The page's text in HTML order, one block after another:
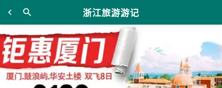
浙江旅游游记